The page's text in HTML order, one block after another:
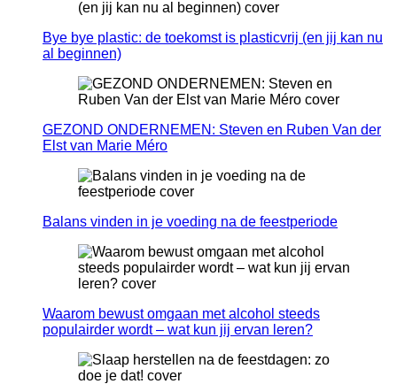
Bye bye plastic: de toekomst is plasticvrij (en jij kan nu
al beginnen)
GEZOND ONDERNEMEN: Steven en Ruben Van der
Elst van Marie Méro
Balans vinden in je voeding na de feestperiode
Waarom bewust omgaan met alcohol steeds
populairder wordt – wat kun jij ervan leren?